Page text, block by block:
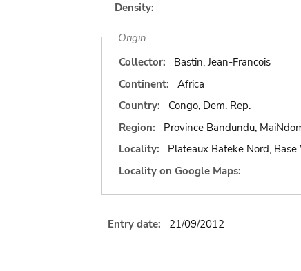
Density:
Origin
Collector:
Bastin, Jean-Francois
Continent:
Africa
Country:
Congo, Dem. Rep.
Region:
Province Bandundu,
Locality:
Plateaux Bateke Nord,
Locality on Google Maps:
Entry date: 21/09/2012